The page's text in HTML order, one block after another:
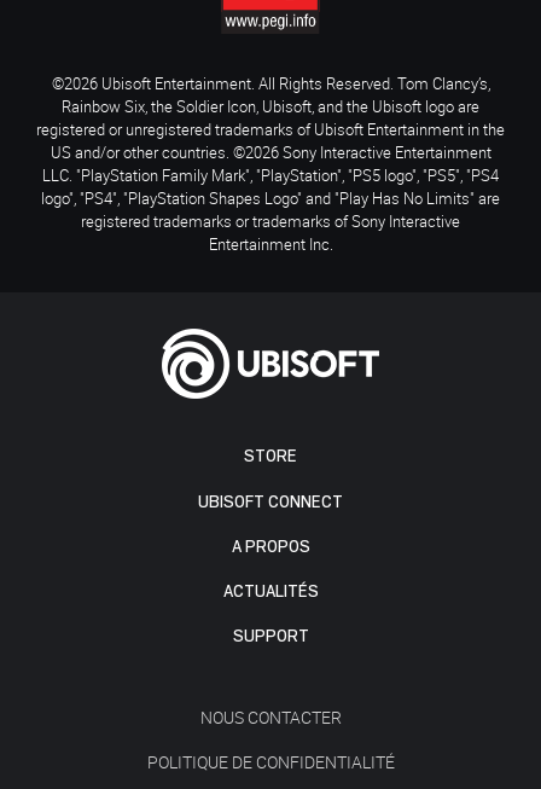
STORE
UBISOFT CONNECT
A PROPOS
ACTUALITÉS
SUPPORT
NOUS CONTACTER
POLITIQUE DE CONFIDENTIALITÉ
©2026 Ubisoft Entertainment. All Rights Reserved. Tom Clancy’s,
Rainbow Six, the Soldier Icon, Ubisoft, and the Ubisoft logo are
registered or unregistered trademarks of Ubisoft Entertainment in the
US and/or other countries. ©2026 Sony Interactive Entertainment
LLC. "PlayStation Family Mark", "PlayStation", "PS5 logo", "PS5", "PS4
logo", "PS4", "PlayStation Shapes Logo" and "Play Has No Limits" are
registered trademarks or trademarks of Sony Interactive
Entertainment Inc.